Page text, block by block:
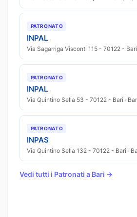
PATRONATO
INPAL
Via Sagarriga Visconti 115 - 70122 - Bari
PATRONATO
INPAL
Via Quintino Sella 53 - 70122 - Bari ·
PATRONATO
INPAS
Via Quintino Sella 132 - 70122 - Bari ·
Vedi tutti i Patronati a Bari →